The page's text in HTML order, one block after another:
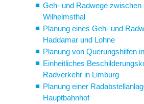
Geh- und Radwege zwischen
Wilhelmsthal
Planung eines Geh- und
Haddamar und Lohne
Planung von Querungshilfen
Einheitliches
Radverkehr in Limburg
Planung einer
Hauptbahnhof